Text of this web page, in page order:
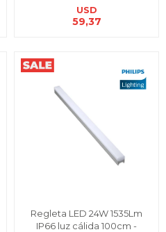
USD
59,37
Regleta LED 24W 1535Lm
IP66 luz cálida 100cm -